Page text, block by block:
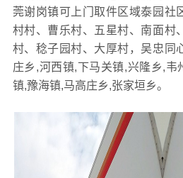
莞谢岗镇可上门取件区域泰园社
村村、曹乐村、五星村、南面村
村、稔子园村、大厚村，吴忠同
庄乡,河西镇,下马关镇,兴隆乡,韦
镇,豫海镇,马高庄乡,张家垣乡。